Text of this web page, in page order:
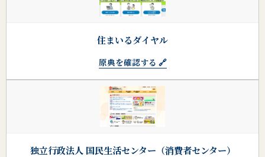
住まいるダイヤル
原典を確認する 🔗
独立行政法人 国民生活センター（消費者センター）